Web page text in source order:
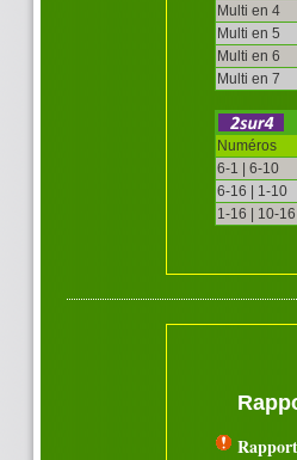
Multi en 4
Multi en 5
Multi en 6
Multi en 7
Numéros
6-1 | 6-10
6-16 | 1-10
1-16 | 10-16